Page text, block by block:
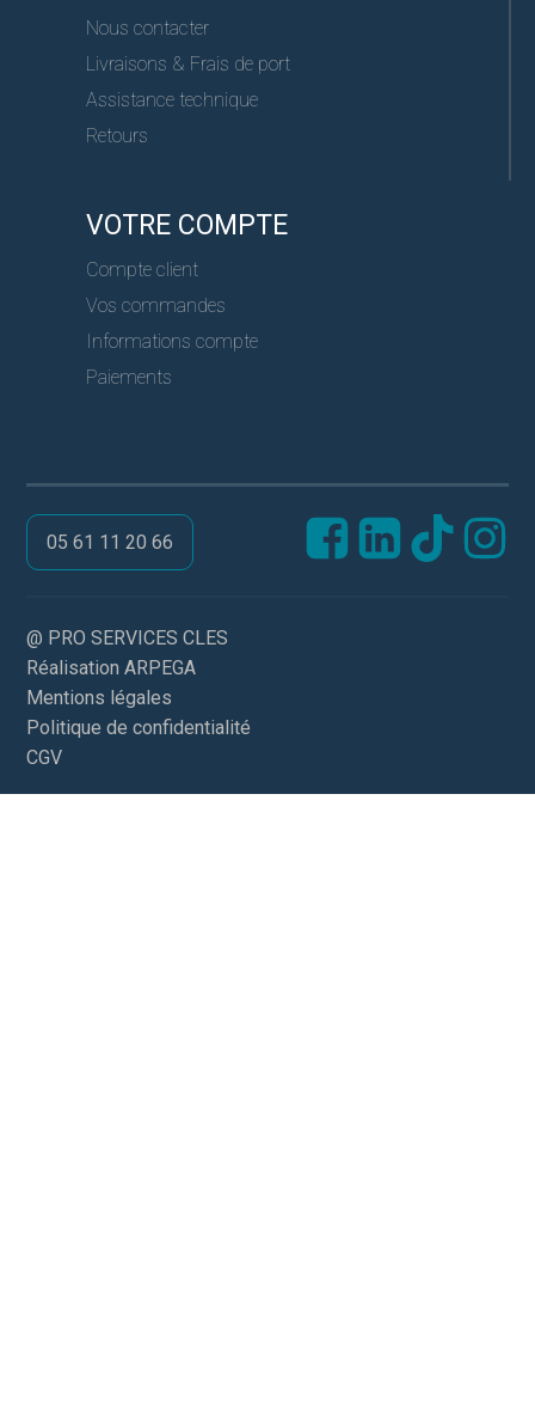
Nous contacter
Livraisons & Frais de port
Assistance technique
Retours
VOTRE COMPTE
Compte client
Vos commandes
Informations compte
Paiements
05 61 11 20 66
@ PRO SERVICES CLES
Réalisation ARPEGA
Mentions légales
Politique de confidentialité
CGV